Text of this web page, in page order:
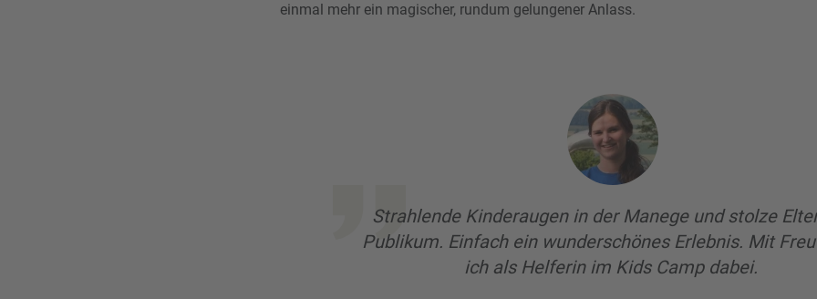
einmal mehr ein magischer, rundum gelungener Anlass.
Strahlende Kinderaugen in der Manege und stolze
Publikum. Einfach ein wunderschönes Erlebnis. Mit
ich als Helferin im Kids Camp dabei.